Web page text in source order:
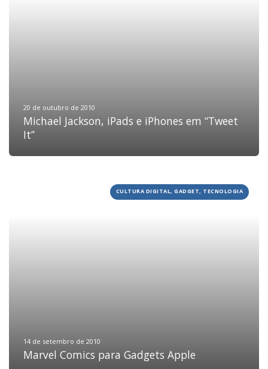
JOBS
TECH
20 de outubro de 2010
Michael Jackson, iPads e iPhones em “Tweet
It”
CULTURA DIGITAL, GADGET, TECNOLOGIA
14 de setembro de 2010
Marvel Comics para Gadgets Apple